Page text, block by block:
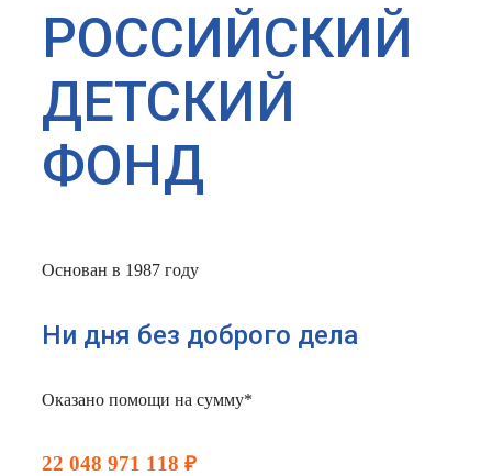
РОССИЙСКИЙ
ДЕТСКИЙ
ФОНД
Основан в 1987 году
Ни дня без доброго дела
Оказано помощи на сумму*
22 048 971 118 ₽